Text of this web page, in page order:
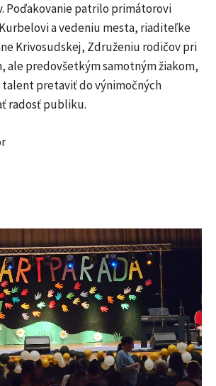
Poďakovanie patrilo primátorovi
a vedeniu mesta, riaditeľke
Krivosudskej, Združeniu rodičov pri
ale predovšetkým samotným žiakom,
pretaviť do výnimočných
radosť publiku.